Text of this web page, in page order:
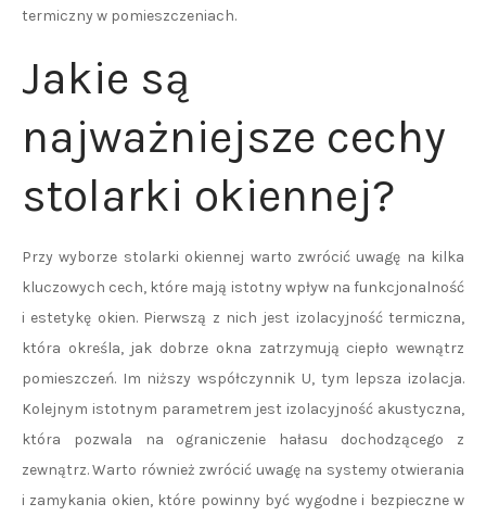
termiczny w pomieszczeniach.
Jakie są
najważniejsze cechy
stolarki okiennej?
Przy wyborze stolarki okiennej warto zwrócić uwagę na kilka
kluczowych cech, które mają istotny wpływ na funkcjonalność
i estetykę okien. Pierwszą z nich jest izolacyjność termiczna,
która określa, jak dobrze okna zatrzymują ciepło wewnątrz
pomieszczeń. Im niższy współczynnik U, tym lepsza izolacja.
Kolejnym istotnym parametrem jest izolacyjność akustyczna,
która pozwala na ograniczenie hałasu dochodzącego z
zewnątrz. Warto również zwrócić uwagę na systemy otwierania
i zamykania okien, które powinny być wygodne i bezpieczne w